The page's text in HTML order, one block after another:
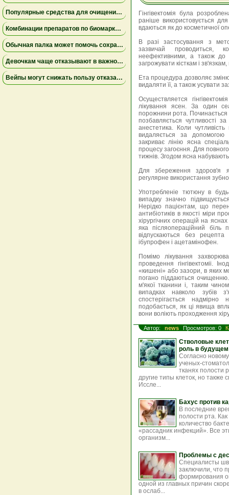
Популярные средства для очищения слизи не помогли пациентам на ИВЛ и могут повышать риск осложнений
Комбинации препаратов по биомаркерам помогли уменьшить устойчивую к лечению меланому
Обычная палка может помочь сохранить равновесие
Девочкам чаще отказывают в важной защите после рождения
Вейпы могут снижать пользу отказа от сигарет
Гінгівектомія була
раніше використовується
вдаються як до косметичної
В разі застосування з
зазвичай проводиться,
неефективними, а також до
загрожувати кісткам і
Ета процедура дозволяє
видаляти її, а також усувати
Осуществляется
лікування ясен. За один
порожнини рота. Починається
позбавляється чутливості
анестетика. Коли
видаляється за допомогою
закриває лінію ясна
процесу загоєння. Для повного
тижнів. Згодом ясна
Для збереження здоров'я
регулярне використання
Употребленіе тютюну в
випадку значно
Нерідко пацієнтам, що
антибіотиків в якості міри
хірургічних операцій на
яка післяопераційний біль
відпускаються без рецепта
ібупрофен і ацетамінофен.
Помімо лікування
проведення гінгівектоміі.
«кишені» або зазори, в яких
погано піддаються очищенню.
м'якої тканини і, таким
випадках навколо зубів
спостерігається
подобається, як ці явища
вони воліють проходження
Автор: news Просмотров: 0
Стволовые
роль в
Согласно
ученых-
тканях полости
другие типы клеток, но
Иссле...
Бахус против
В последние
полости рта.
количество
«рассадник инфекций». Все
организм...
Проблемы с
Специалисты
заключили, что
формирования
одной из главных причин
в ослаб...